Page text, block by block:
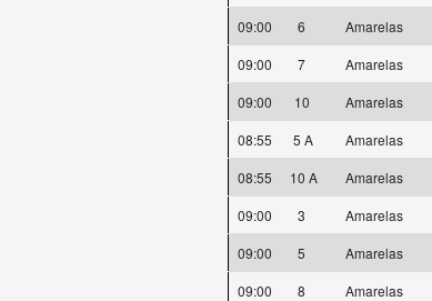
09:00
6 Amarelas
09:00
7 Amarelas
09:00
10 Amarelas
08:55
5 A Amarelas
08:55
10 A Amarelas
09:00
3 Amarelas
09:00
5 Amarelas
09:00
8 Amarelas